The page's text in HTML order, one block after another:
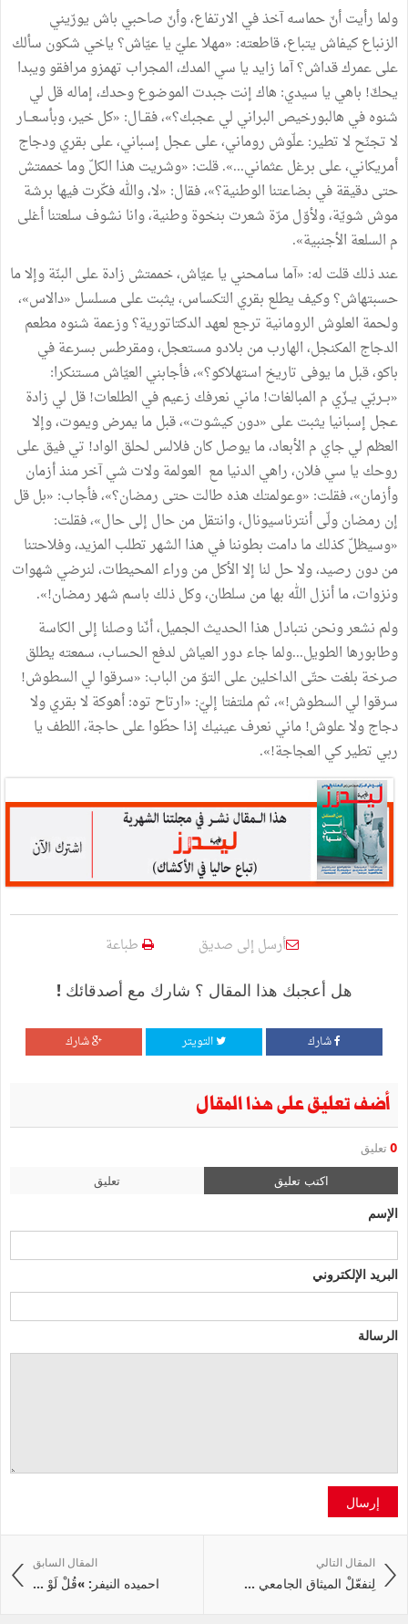
ولما رأيت أنّ حماسه آخذ في الارتفاع، وأنّ صاحبي باش يورّيني
الزنباع كيفاش يتباع، قاطعته: «مهلا عليّ يا عيّاش؟ ياخي شكون سألك
على عمرك قداش؟ آما زايد يا سي المدك، المجراب تهمزو مرافقو ويبدا
يحكّ! باهي يا سيدي: هاك إنت جبدت الموضوع وحدك، إماله قل لي
شنوه في هالبورخيص البراني لي عجبك؟»، فقــال: «كل خير، وبأسعـــار
لا تجنّح لا تطير: علّوش روماني، على عجل إسباني، على بقري ودجاج
أمريكاني، على برغل عثماني...». قلت: «وشريت هذا الكلّ وما خممتش
حتى دقيقة في بضاعتنا الوطنية؟»، فقال: «لا، والله فكّرت فيها برشة
موش شويّة، ولأوّل مرّة شعرت بنخوة وطنية، وانا نشوف سلعتنا أغلى
م السلعة الأجنبية».
عند ذلك قلت له: «آما سامحني يا عيّاش، خممتش زادة على البنّة وإلا ما
حسبتهاش؟ وكيف يطلع بقري التكساس، يثبت على مسلسل «دالاس»،
ولحمة العلوش الرومانية ترجع لعهد الدكتاتورية؟ وزعمة شنوه مطعم
الدجاج المكنجل، الهارب من بلادو مستعجل، ومقرطس بسرعة في
باكو، قبل ما يوفى تاريخ استهلاكو؟»، فأجابني العيّاش مستنكرا:
«بــربّي يــزّي م المبالغات! ماني نعرفك زعيم في الطلعات! قل لي زادة
عجل إسبانيا يثبت على «دون كيشوت»، قبل ما يمرض ويموت، وإلا
العظم لي جاي م الأبعاد، ما يوصل كان فلالس لحلق الواد! تي فيق على
روحك يا سي فلان، راهي الدنيا مع العولمة ولات شي آخر منذ أزمان
وأزمان»، فقلت: «وعولمتك هذه طالت حتى رمضان؟»، فأجاب: «بل قل
إن رمضان ولّى أنترناسيونال، وانتقل من حال إلى حال»، فقلت:
«وسيظلّ كذلك ما دامت بطوننا في هذا الشهر تطلب المزيد، وفلاحتنا
من دون رصيد، ولا حل لنا إلا الأكل من وراء المحيطات، لنرضي شهوات
ونزوات، ما أنزل الله بها من سلطان، وكل ذلك باسم شهر رمضان!».
ولم نشعر ونحن نتبادل هذا الحديث الجميل، أنّنا وصلنا إلى الكاسة
وطابورها الطويل...ولما جاء دور العياش لدفع الحساب، سمعته يطلق
صرخة بلغت حتّى الداخلين على التوّ من الباب: «سرقوا لي السطوش!
سرقوا لي السطوش!»، ثم ملتفتا إليّ: «ارتاح توه: أهوكة لا بقري ولا
دجاج ولا علوش! ماني نعرف عينيك إذا حطّوا على حاجة، اللطف يا
ربي تطير كي العجاجة!».
أرسل إلى صديق طباعة
هل أعجبك هذا المقال ؟ شارك مع أصدقائك !
شارك التويتر شارك
أضف تعليق على هذا المقال
0 تعليق
اكتب تعليق تعليق
الإسم
البريد الإلكتروني
الرسالة
إرسال
المقال السابق
احميده النيفر: »قُلْ لَوْ ...
المقال التالي
لِنفعّلْ الميثاق الجامعي ...